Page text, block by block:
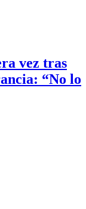
vez tras
“No lo